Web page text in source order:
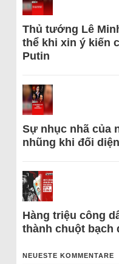
Thủ tướng Lê
thể khi xin ý kiến
Putin
Sự nhục nhã của
nhũng khi đối
Hàng triệu công
thành chuột bạch
NEUESTE KOMMENTARE